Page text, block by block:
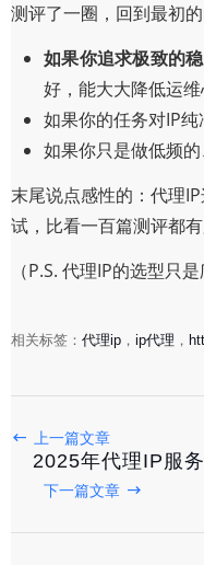
测评了一圈，回到最初
如果你追求极致的
好，能大大降低运维
如果你的任务对IP
如果你只是做低频
末尾说点感性的：代理
试，比看一百篇测评都
（P.S. 代理IP的选型只
相关标签： 代理ip ， ip代理 ，
上一篇文章
2025年代理IP服
下一篇文章
2025-12-31
2025-12-30